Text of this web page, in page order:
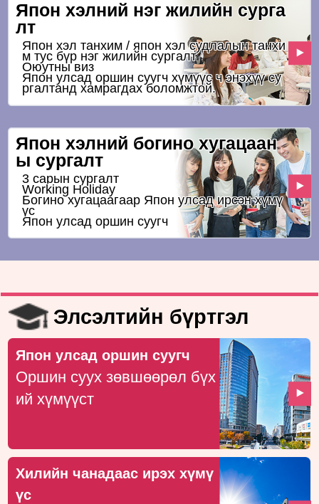
Япон хэлний нэг жилийн сурга
лт
Япон хэл танхим / япон хэл судлалын танхи
м тус бүр нэг жилийн сургалт
Оюутны виз
Япон улсад оршин суугч хүмүүс ч энэхүү су
ргалтанд хамрагдах боломжтой.
Япон хэлний богино хугацаан
ы сургалт
3 сарын сургалт
Working Holiday
Богино хугацаагаар Япон улсад ирсэн хүмү
үс
Япон улсад оршин суугч
Элсэлтийн бүртгэл
Япон улсад оршин суугч
Оршин суух зөвшөөрөл бүх
ий хүмүүст
Хилийн чанадаас ирэх хүмү
үс